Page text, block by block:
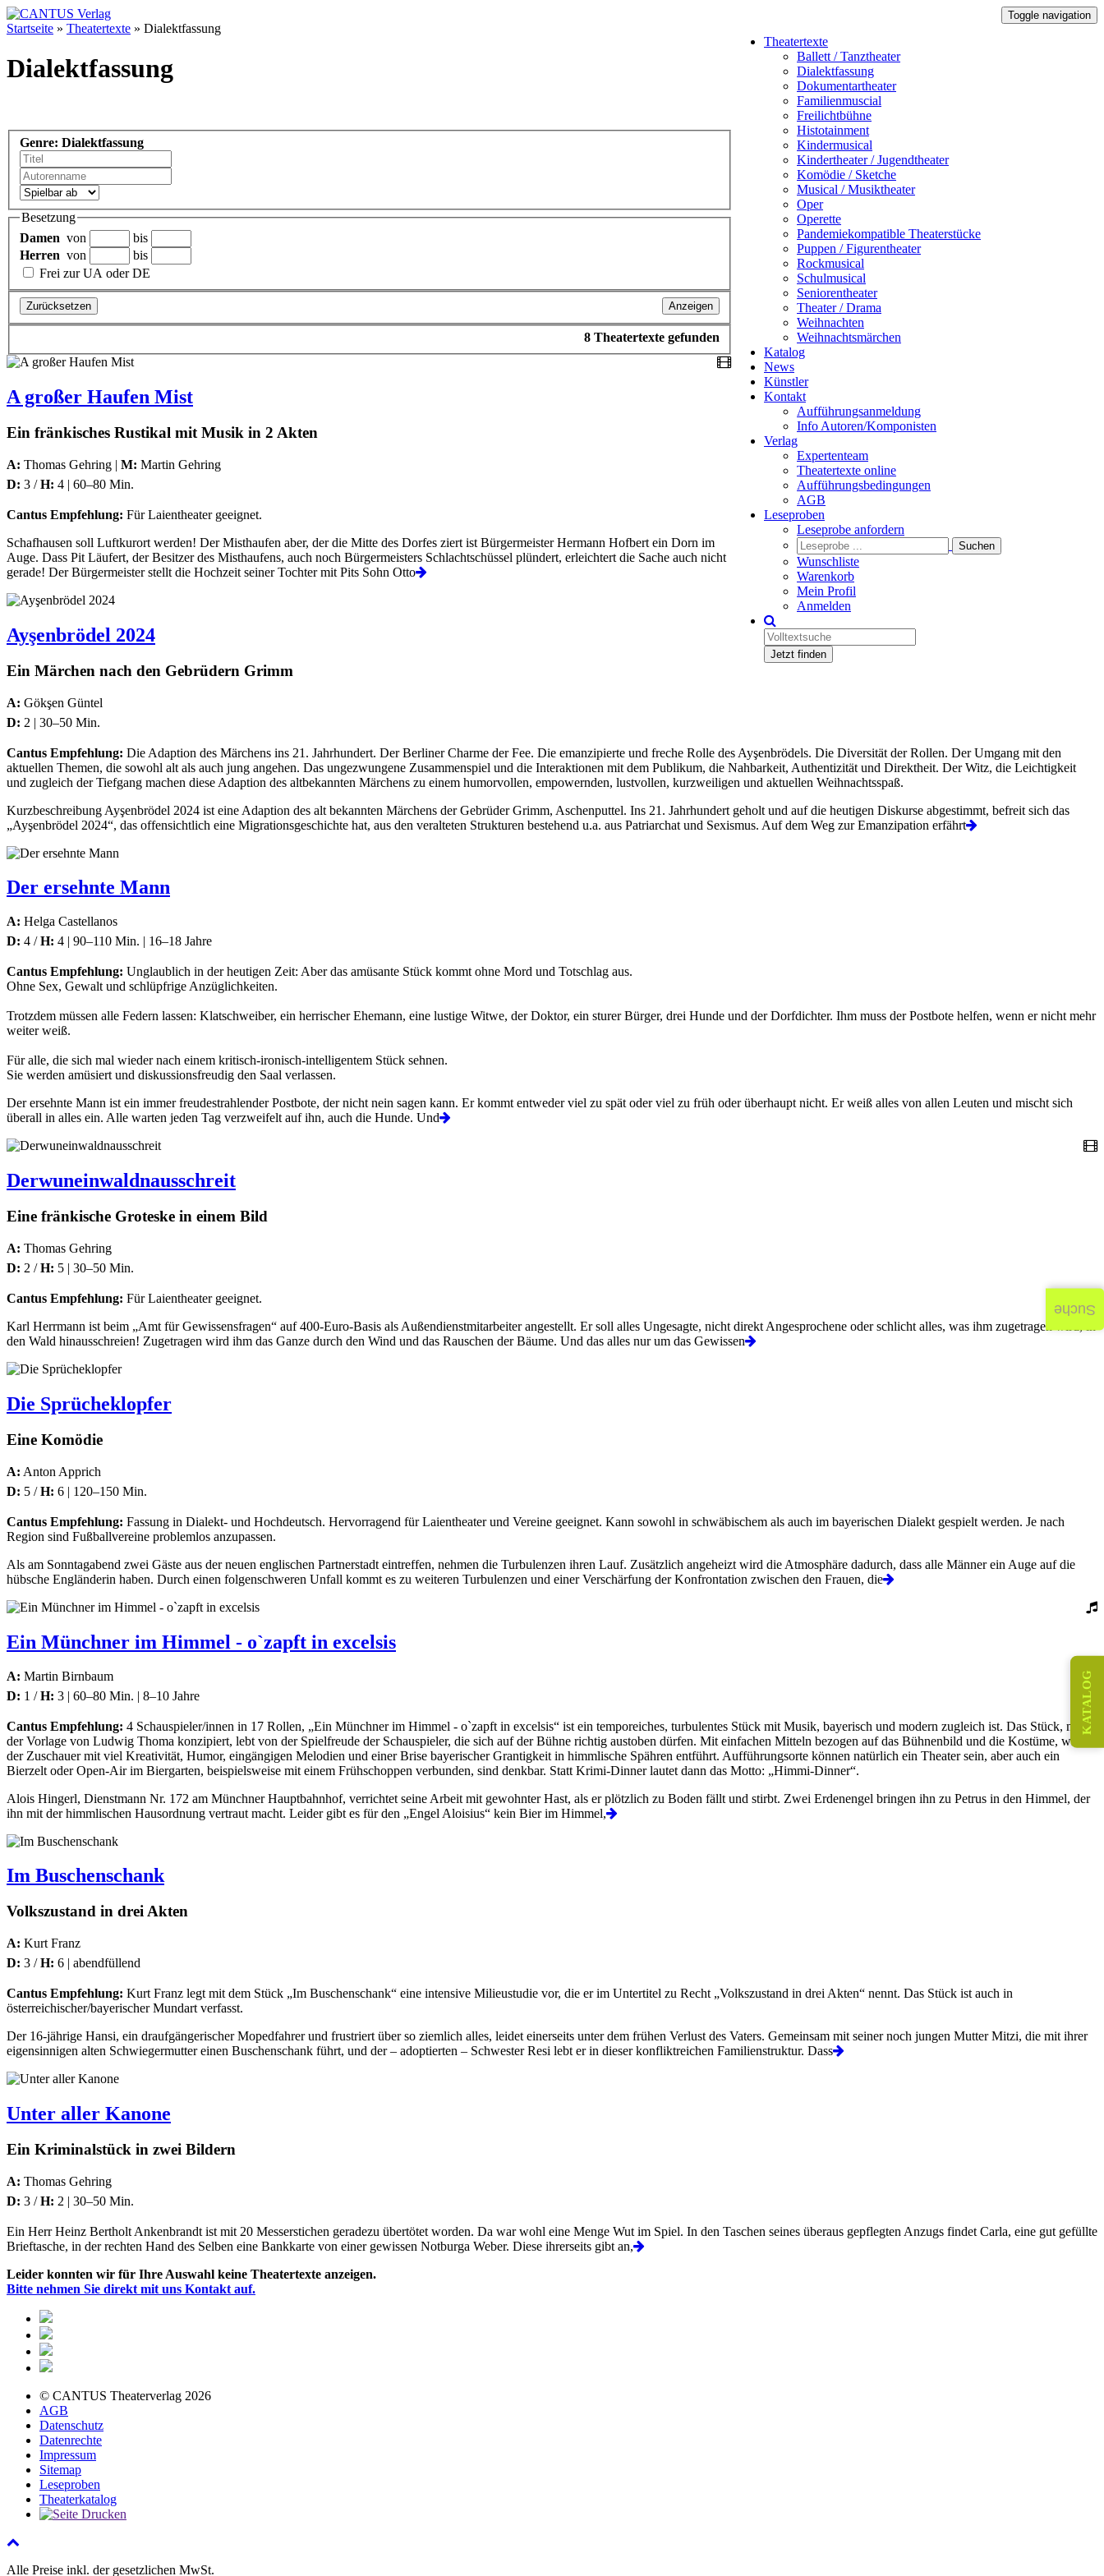
Toggle navigation
Theatertexte
Ballett / Tanztheater
Dialektfassung
Dokumentartheater
Familienmuscial
Freilichtbühne
Histotainment
Kindermusical
Kindertheater / Jugendtheater
Komödie / Sketche
Musical / Musiktheater
Oper
Operette
Pandemiekompatible Theaterstücke
Puppen / Figurentheater
Rockmusical
Schulmusical
Seniorentheater
Theater / Drama
Weihnachten
Weihnachtsmärchen
Katalog
News
Künstler
Kontakt
Aufführungsanmeldung
Info Autoren/Komponisten
Verlag
Expertenteam
Theatertexte online
Aufführungsbedingungen
AGB
Leseproben
Leseprobe anfordern
Wunschliste
Warenkorb
Mein Profil
Anmelden
Jetzt finden
Startseite » Theatertexte » Dialektfassung
Dialektfassung
Genre: Dialektfassung
Besetzung
Damen von
bis
Herren von
bis
Frei zur UA oder DE
Anzeigen
Zurücksetzen
8 Theatertexte gefunden
A großer Haufen Mist
Ein fränkisches Rustikal mit Musik in 2 Akten
A: Thomas Gehring | M: Martin Gehring
D: 3 /H: 4 | 60–80 Min.
Cantus Empfehlung: Für Laientheater geeignet.
Schafhausen soll Luftkurort werden! Der Misthaufen aber, der die Mitte des Dorfes ziert ist Bürgermeister Hermann Hofbert ein Dorn im
Auge. Dass Pit Läufert, der Besitzer des Misthaufens, auch noch Bürgermeisters Schlachtschüssel plündert, erleichtert die Sache auch nicht
gerade! Der Bürgermeister stellt die Hochzeit seiner Tochter mit Pits Sohn Otto
Ayşenbrödel 2024
Ein Märchen nach den Gebrüdern Grimm
A: Gökşen Güntel
D: 2 | 30–50 Min.
Cantus Empfehlung: Die Adaption des Märchens ins 21. Jahrhundert. Der Berliner Charme der Fee. Die emanzipierte und freche Rolle des Ayşenbrödels. Die Diversität der Rollen. Der Umgang mit den
aktuellen Themen, die sowohl alt als auch jung angehen. Das ungezwungene Zusammenspiel und die Interaktionen mit dem Publikum, die Nahbarkeit, Authentizität und Direktheit. Der Witz, die Leichtigkeit
und zugleich der Tiefgang machen diese Adaption des altbekannten Märchens zu einem humorvollen, empowernden, lustvollen, kurzweiligen und aktuellen Weihnachtsspaß.
Kurzbeschreibung Ayşenbrödel 2024 ist eine Adaption des alt bekannten Märchens der Gebrüder Grimm, Aschenputtel. Ins 21. Jahrhundert geholt und auf die heutigen Diskurse abgestimmt, befreit sich das
„Ayşenbrödel 2024“, das offensichtlich eine Migrationsgeschichte hat, aus den veralteten Strukturen bestehend u.a. aus Patriarchat und Sexismus. Auf dem Weg zur Emanzipation erfährt
Der ersehnte Mann
A: Helga Castellanos
D: 4 /H: 4 | 90–110 Min. | 16–18 Jahre
Cantus Empfehlung: Unglaublich in der heutigen Zeit: Aber das amüsante Stück kommt ohne Mord und Totschlag aus.
Ohne Sex, Gewalt und schlüpfrige Anzüglichkeiten.
Trotzdem müssen alle Federn lassen: Klatschweiber, ein herrischer Ehemann, eine lustige Witwe, der Doktor, ein sturer Bürger, drei Hunde und der Dorfdichter. Ihm muss der Postbote helfen, wenn er nicht mehr
weiter weiß.
Für alle, die sich mal wieder nach einem kritisch-ironisch-intelligentem Stück sehnen.
Sie werden amüsiert und diskussionsfreudig den Saal verlassen.
Der ersehnte Mann ist ein immer freudestrahlender Postbote, der nicht nein sagen kann. Er kommt entweder viel zu spät oder viel zu früh oder überhaupt nicht. Er weiß alles von allen Leuten und mischt sich
überall in alles ein. Alle warten jeden Tag verzweifelt auf ihn, auch die Hunde. Und
Derwuneinwaldnausschreit
Eine fränkische Groteske in einem Bild
A: Thomas Gehring
D: 2 /H: 5 | 30–50 Min.
Cantus Empfehlung: Für Laientheater geeignet.
Karl Herrmann ist beim „Amt für Gewissensfragen“ auf 400-Euro-Basis als Außendienstmitarbeiter angestellt. Er soll alles Ungesagte, nicht direkt Angesprochene oder schlicht alles, was ihm zugetragen wird, in
den Wald hinausschreien! Zugetragen wird ihm das Ganze durch den Wind und das Rauschen der Bäume. Und das alles nur um das Gewissen
Die Sprücheklopfer
Eine Komödie
A: Anton Apprich
D: 5 /H: 6 | 120–150 Min.
Cantus Empfehlung: Fassung in Dialekt- und Hochdeutsch. Hervorragend für Laientheater und Vereine geeignet. Kann sowohl in schwäbischem als auch im bayerischen Dialekt gespielt werden. Je nach
Region sind Fußballvereine problemlos anzupassen.
Als am Sonntagabend zwei Gäste aus der neuen englischen Partnerstadt eintreffen, nehmen die Turbulenzen ihren Lauf. Zusätzlich angeheizt wird die Atmosphäre dadurch, dass alle Männer ein Auge auf die
hübsche Engländerin haben. Durch einen folgenschweren Unfall kommt es zu weiteren Turbulenzen und einer Verschärfung der Konfrontation zwischen den Frauen, die
Ein Münchner im Himmel - o`zapft in excelsis
A: Martin Birnbaum
D: 1 /H: 3 | 60–80 Min. | 8–10 Jahre
Cantus Empfehlung: 4 Schauspieler/innen in 17 Rollen, „Ein Münchner im Himmel - o`zapft in excelsis“ ist ein temporeiches, turbulentes Stück mit Musik, bayerisch und modern zugleich ist. Das Stück, nach
der Vorlage von Ludwig Thoma konzipiert, lebt von der Spielfreude der Schauspieler, die sich auf der Bühne richtig austoben dürfen. Mit einfachen Mitteln bezogen auf das Bühnenbild und die Kostüme, wird
der Zuschauer mit viel Kreativität, Humor, eingängigen Melodien und einer Brise bayerischer Grantigkeit in himmlische Spähren entführt. Aufführungsorte können natürlich ein Theater sein, aber auch ein
Bierzelt oder Open-Air im Biergarten, beispielsweise mit einem Frühschoppen verbunden, sind denkbar. Statt Krimi-Dinner lautet dann das Motto: „Himmi-Dinner“.
Alois Hingerl, Dienstmann Nr. 172 am Münchner Hauptbahnhof, verrichtet seine Arbeit mit gewohnter Hast, als er plötzlich zu Boden fällt und stirbt. Zwei Erdenengel bringen ihn zu Petrus in den Himmel, der
ihn mit der himmlischen Hausordnung vertraut macht. Leider gibt es für den „Engel Aloisius“ kein Bier im Himmel,
Im Buschenschank
Volkszustand in drei Akten
A: Kurt Franz
D: 3 /H: 6 | abendfüllend
Cantus Empfehlung: Kurt Franz legt mit dem Stück „Im Buschenschank“ eine intensive Milieustudie vor, die er im Untertitel zu Recht „Volkszustand in drei Akten“ nennt. Das Stück ist auch in
österreichischer/bayerischer Mundart verfasst.
Der 16-jährige Hansi, ein draufgängerischer Mopedfahrer und frustriert über so ziemlich alles, leidet einerseits unter dem frühen Verlust des Vaters. Gemeinsam mit seiner noch jungen Mutter Mitzi, die mit ihrer
eigensinnigen alten Schwiegermutter einen Buschenschank führt, und der – adoptierten – Schwester Resi lebt er in dieser konfliktreichen Familienstruktur. Dass
Unter aller Kanone
Ein Kriminalstück in zwei Bildern
A: Thomas Gehring
D: 3 /H: 2 | 30–50 Min.
Ein Herr Heinz Bertholt Ankenbrandt ist mit 20 Messerstichen geradezu übertötet worden. Da war wohl eine Menge Wut im Spiel. In den Taschen seines überaus gepflegten Anzugs findet Carla, eine gut gefüllte
Brieftasche, in der rechten Hand des Selben eine Bankkarte von einer gewissen Notburga Weber. Diese ihrerseits gibt an,
Leider konnten wir für Ihre Auswahl keine Theatertexte anzeigen.
Bitte nehmen Sie direkt mit uns Kontakt auf.
© CANTUS Theaterverlag 2026
AGB
Datenschutz
Datenrechte
Impressum
Sitemap
Leseproben
Theaterkatalog
Alle Preise inkl. der gesetzlichen MwSt.
KATALOG
Suche